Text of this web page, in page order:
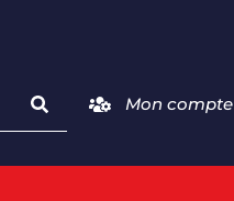
Mon compte